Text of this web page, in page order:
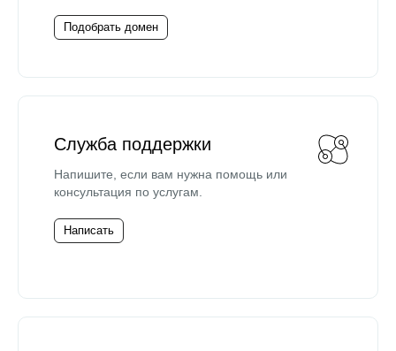
Подобрать домен
Служба поддержки
Напишите, если вам нужна помощь или
консультация по услугам.
Написать